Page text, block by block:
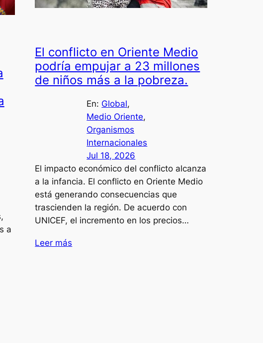
a
El conflicto en Oriente Medio
podría empujar a 23 millones
de niños más a la pobreza.
En: Global
Medio Oriente
Organismos
Internacionales
Jul 18, 2026
El impacto económico del conflicto alcanza
a la infancia. El conflicto en Oriente Medio
está generando consecuencias que
trascienden la región. De acuerdo con
UNICEF, el incremento en los precios…
Leer más